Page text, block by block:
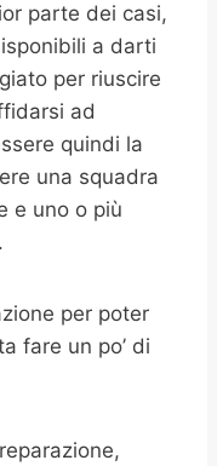
parte dei casi,
a darti
per riuscire
ad
quindi la
una squadra
e uno o più
per poter
fare un po’ di